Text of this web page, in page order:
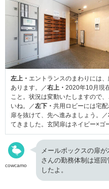
左上・ エントランスのまわりには
あります。／右上・ 2020年10月現
こと。状況は変動いたしますので
いね。／左下・ 共用ロビーには宅
扉を抜けて、先へ進みましょう。／
てきました。玄関扉はネイビー×ゴ
cowcamo
メールボックスの扉
さんの勤務体制は巡
したよ。